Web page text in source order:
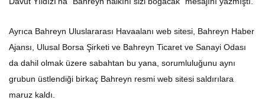
Ayrıca Bahreyn Uluslararası Havaalanı web sitesi, Bahreyn Haber
Ajansı, Ulusal Borsa Şirketi ve Bahreyn Ticaret ve Sanayi Odası
da dahil olmak üzere sabahtan bu yana, sorumluluğunu aynı
grubun üstlendiği birkaç Bahreyn resmi web sitesi saldırılara
maruz kaldı.